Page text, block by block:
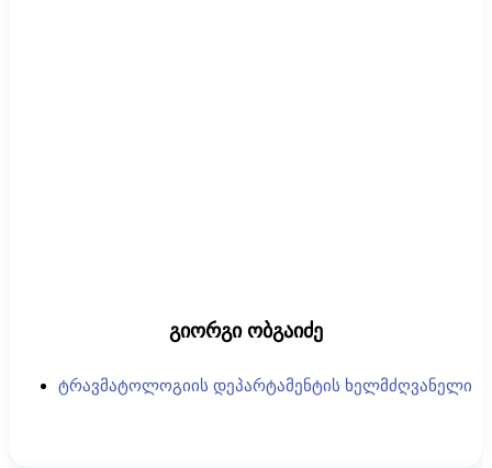
გიორგი ობგაიძე
ტრავმატოლოგიის დეპარტამენტის ხელმძღვანელი